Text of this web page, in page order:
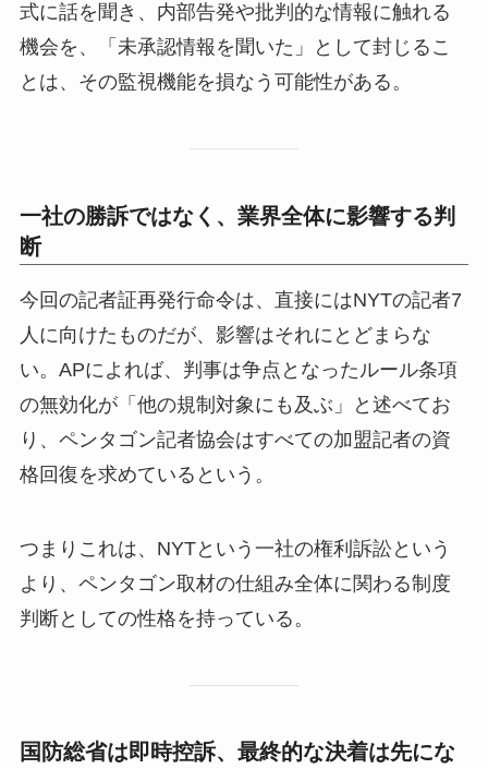
式に話を聞き、内部告発や批判的な情報に触れる
機会を、「未承認情報を聞いた」として封じるこ
とは、その監視機能を損なう可能性がある。
一社の勝訴ではなく、業界全体に影響する判
断
今回の記者証再発行命令は、直接にはNYTの記者7
人に向けたものだが、影響はそれにとどまらな
い。APによれば、判事は争点となったルール条項
の無効化が「他の規制対象にも及ぶ」と述べてお
り、ペンタゴン記者協会はすべての加盟記者の資
格回復を求めているという。
つまりこれは、NYTという一社の権利訴訟という
より、ペンタゴン取材の仕組み全体に関わる制度
判断としての性格を持っている。
国防総省は即時控訴、最終的な決着は先にな